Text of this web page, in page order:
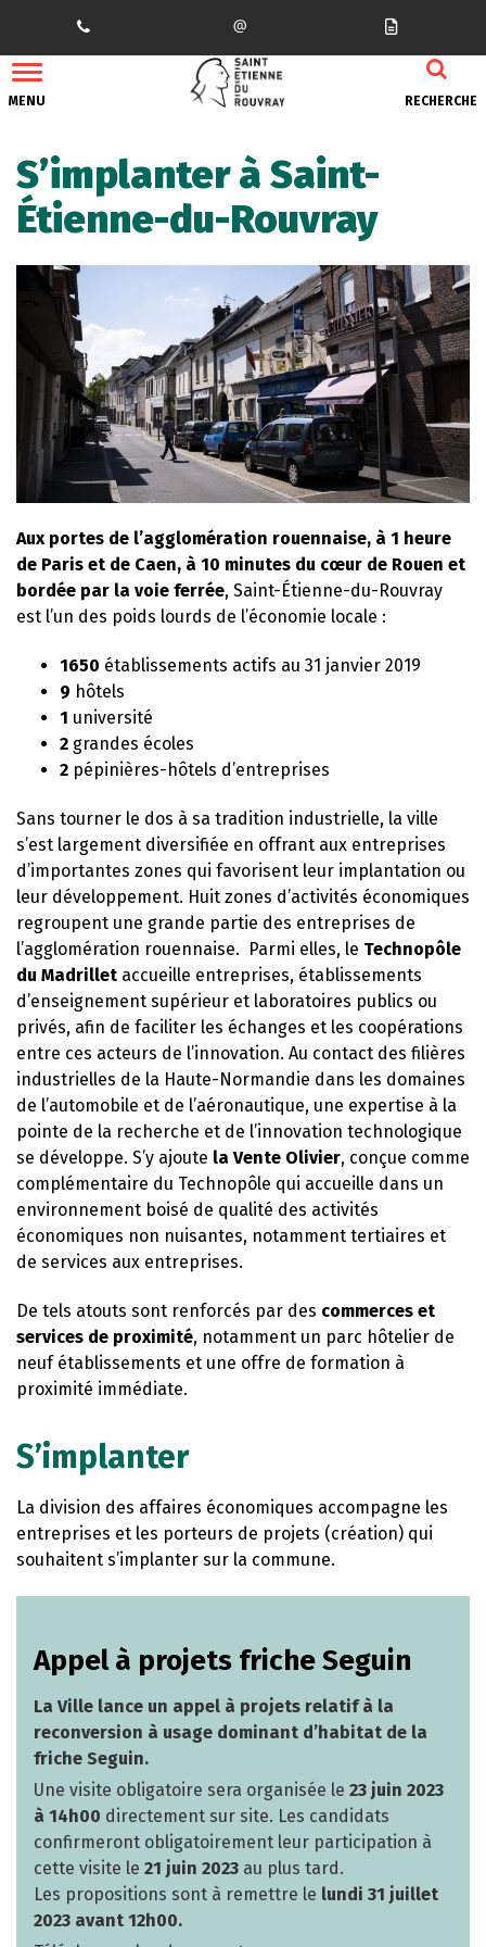
MENU RECHERCHE
S’implanter à Saint-
Étienne-du-Rouvray
Aux portes de l’agglomération rouennaise, à 1 heure
de Paris et de Caen, à 10 minutes du cœur de Rouen et
bordée par la voie ferrée, Saint-Étienne-du-Rouvray
est l’un des poids lourds de l’économie locale :
1650 établissements actifs au 31 janvier 2019
9 hôtels
1 université
2 grandes écoles
2 pépinières-hôtels d’entreprises
Sans tourner le dos à sa tradition industrielle, la ville
s’est largement diversifiée en offrant aux entreprises
d’importantes zones qui favorisent leur implantation ou
leur développement. Huit zones d’activités économiques
regroupent une grande partie des entreprises de
l’agglomération rouennaise. Parmi elles, le Technopôle
du Madrillet accueille entreprises, établissements
d’enseignement supérieur et laboratoires publics ou
privés, afin de faciliter les échanges et les coopérations
entre ces acteurs de l’innovation. Au contact des filières
industrielles de la Haute-Normandie dans les domaines
de l’automobile et de l’aéronautique, une expertise à la
pointe de la recherche et de l’innovation technologique
se développe. S’y ajoute la Vente Olivier, conçue comme
complémentaire du Technopôle qui accueille dans un
environnement boisé de qualité des activités
économiques non nuisantes, notamment tertiaires et
de services aux entreprises.
De tels atouts sont renforcés par des commerces et
services de proximité, notamment un parc hôtelier de
neuf établissements et une offre de formation à
proximité immédiate.
S’implanter
La division des affaires économiques accompagne les
entreprises et les porteurs de projets (création) qui
souhaitent s’implanter sur la commune.
Appel à projets friche Seguin
La Ville lance un appel à projets relatif à la
reconversion à usage dominant d’habitat de la
friche Seguin.
Une visite obligatoire sera organisée le 23 juin 2023
à 14h00 directement sur site. Les candidats
confirmeront obligatoirement leur participation à
cette visite le 21 juin 2023 au plus tard.
Les propositions sont à remettre le lundi 31 juillet
2023 avant 12h00.